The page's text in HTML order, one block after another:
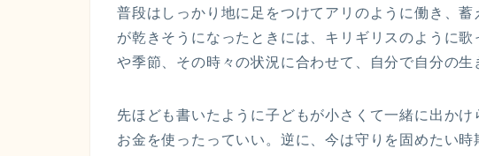
普段はしっかり地に足をつけてアリのように働き、
が乾きそうになったときには、キリギリスのように
や季節、その時々の状況に合わせて、自分で自分の生
先ほども書いたように子どもが小さくて一緒に出か
お金を使ったっていい。逆に、今は守りを固めたい